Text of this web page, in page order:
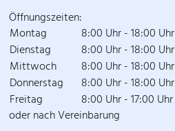
Öffnungszeiten:
Montag
8:00 Uhr - 18:00 Uhr
Dienstag
8:00 Uhr - 18:00 Uhr
Mittwoch
8:00 Uhr - 18:00 Uhr
Donnerstag 8:00 Uhr - 18:00 Uhr
Freitag
8:00 Uhr - 17:00 Uhr
oder nach Vereinbarung